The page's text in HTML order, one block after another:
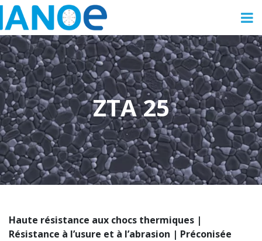
ZTA 25
Haute résistance aux chocs thermiques |
Résistance à l’usure et à l’abrasion | Préconisée